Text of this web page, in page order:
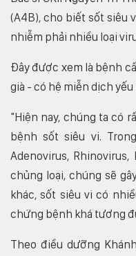
(A4B), cho biết sốt siêu
nhiễm phải nhiều loại
Đây được xem là bệnh
già - có hệ miễn dịch
"Hiện nay, chúng ta có
bệnh sốt siêu vi.
Adenovirus,
chủng loại, chúng sẽ
khác, sốt siêu vi có
chứng bệnh khá tương
Theo điều dưỡng